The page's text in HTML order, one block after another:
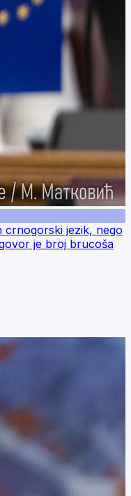
crnogorski jezik, nego
je broj brucoša